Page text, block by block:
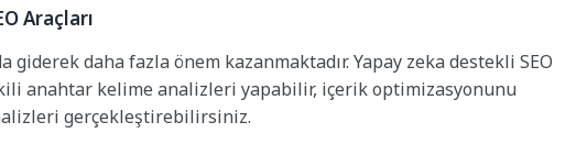
Araçları
giderek daha fazla önem kazanmaktadır. Yapay zeka destekli SEO
anahtar kelime analizleri yapabilir, içerik optimizasyonunu
gerçekleştirebilirsiniz.